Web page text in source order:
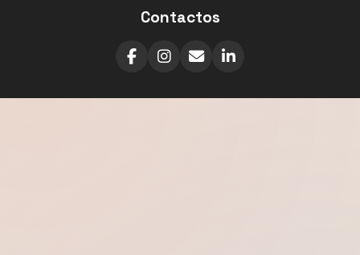
Contactos